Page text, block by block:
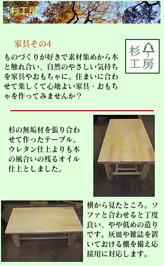
杉工房
家具その4
ものづくりが好きで素材集めから木
と触れ合い、自然のやさしい気持ち
を家具やおもちゃに。住まいに合わ
せて楽しくて心地よい家具・おもち
ゃを作ってみませんか？
杉の無垢材を張り合わ
せて作ったテーブル。
ウレタン仕上よりも木
の風合いの残るオイル
仕上としました。
横から見たところ。ソ
ファと合わせると丁度
良い、やや低めの造り
です。灰皿や雑誌を置
いておける棚を備え応
接用に対応します。